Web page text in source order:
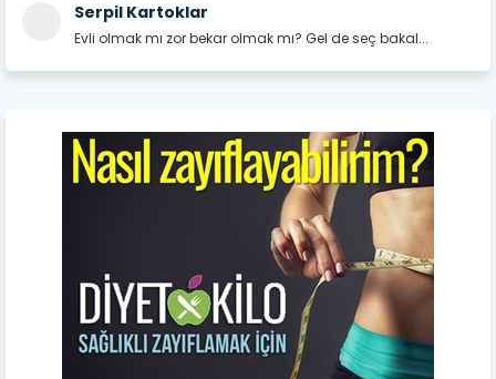
Serpil Kartoklar
Evli olmak mı zor bekar olmak mı? Gel de seç bakal...